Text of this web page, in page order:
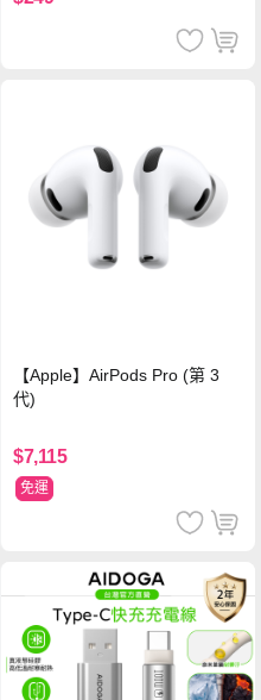
【Apple】AirPods Pro (第 3
代)
$7,115
免運